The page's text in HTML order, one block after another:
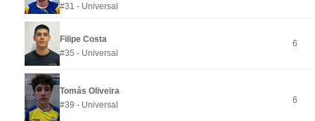
#31 - Universal
Filipe Costa
#35 - Universal
6
Tomás Oliveira
#39 - Universal
6